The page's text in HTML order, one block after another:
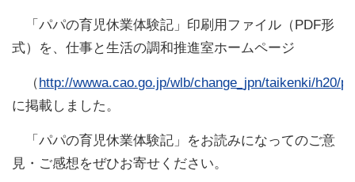
「パパの育児休業体験記」印刷用ファイル（PDF形
式）を、仕事と生活の調和推進室ホームページ
（http://wwwa.cao.go.jp/wlb/change_jpn/taikenki/h20/
に掲載しました。
「パパの育児休業体験記」をお読みになってのご意
見・ご感想をぜひお寄せください。